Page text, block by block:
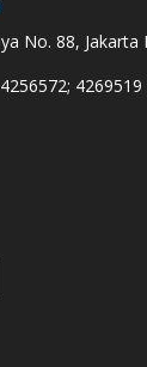
No. 88,
4269519